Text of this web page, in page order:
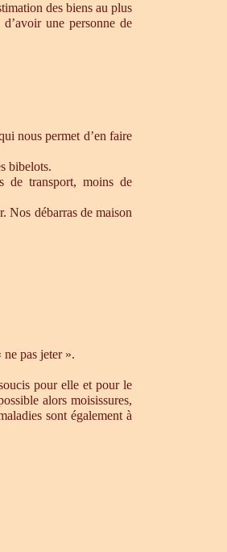
des biens au plus
une personne de
nous permet d’en faire
bibelots.
de transport, moins de
Nos débarras de maison
pas jeter ».
pour elle et pour le
alors moisissures,
sont également à